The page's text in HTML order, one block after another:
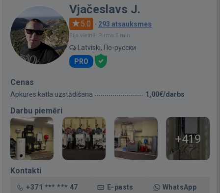
Vjačeslavs J.
5.0 · 293 atsauksmes
Bija vietnē: Pirms 5 min.
Latviski, По-русски
PRO
Cenas
Apkures katla uzstādīšana 1,00€/darbs
Darbu piemēri
+419
Kontakti
+371 *** *** 47 E-pasts WhatsApp